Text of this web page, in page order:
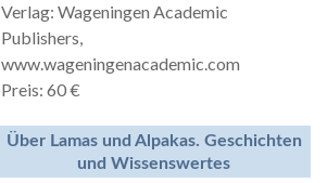
Verlag: Wageningen Academic
Publishers,
www.wageningenacademic.com
Preis: 60 €
Über Lamas und Alpakas. Geschichten
und Wissenswertes